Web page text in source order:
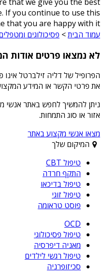
If you continue to use this
that you are happy with it
עמוד הבית> פסיכולוגים
לא נמצאו פרטים אודות
הפרופיל של דליה זילברטל אינו
את פרטי הקשר או המידע
ניתן להמשיך לחפש באתר אנשי
אזור או סוג התמחות.
מצאו אנשי מקצוע באתר
המיקום שלך
טיפול CBT
התקף חרדה
טיפול בדיכאו
טיפול זוגי
פוסט טראומה
OCD
טיפול פסיכולוגי
מאניה דיפרסיה
טיפול רגשי לילדים
סכיזופרניה